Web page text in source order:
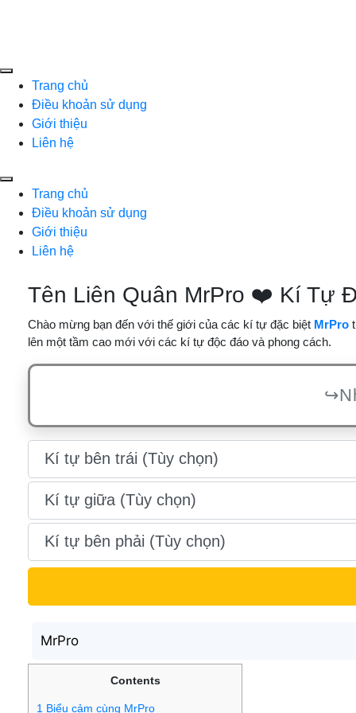
Expand
Menu
Trang chủ
Điều khoản sử dụng
Giới thiệu
Liên hệ
Expand
Menu
Trang chủ
Điều khoản sử dụng
Giới thiệu
Liên hệ
Tên Liên Quân MrPro ❤️ Kí Tự
Chào mừng bạn đến với thế giới của các kí tự đặc biệt MrPro
lên một tầm cao mới với các kí tự độc đáo và phong cách.
MrPro
Contents [hide
1 Biểu cảm cùng MrPro